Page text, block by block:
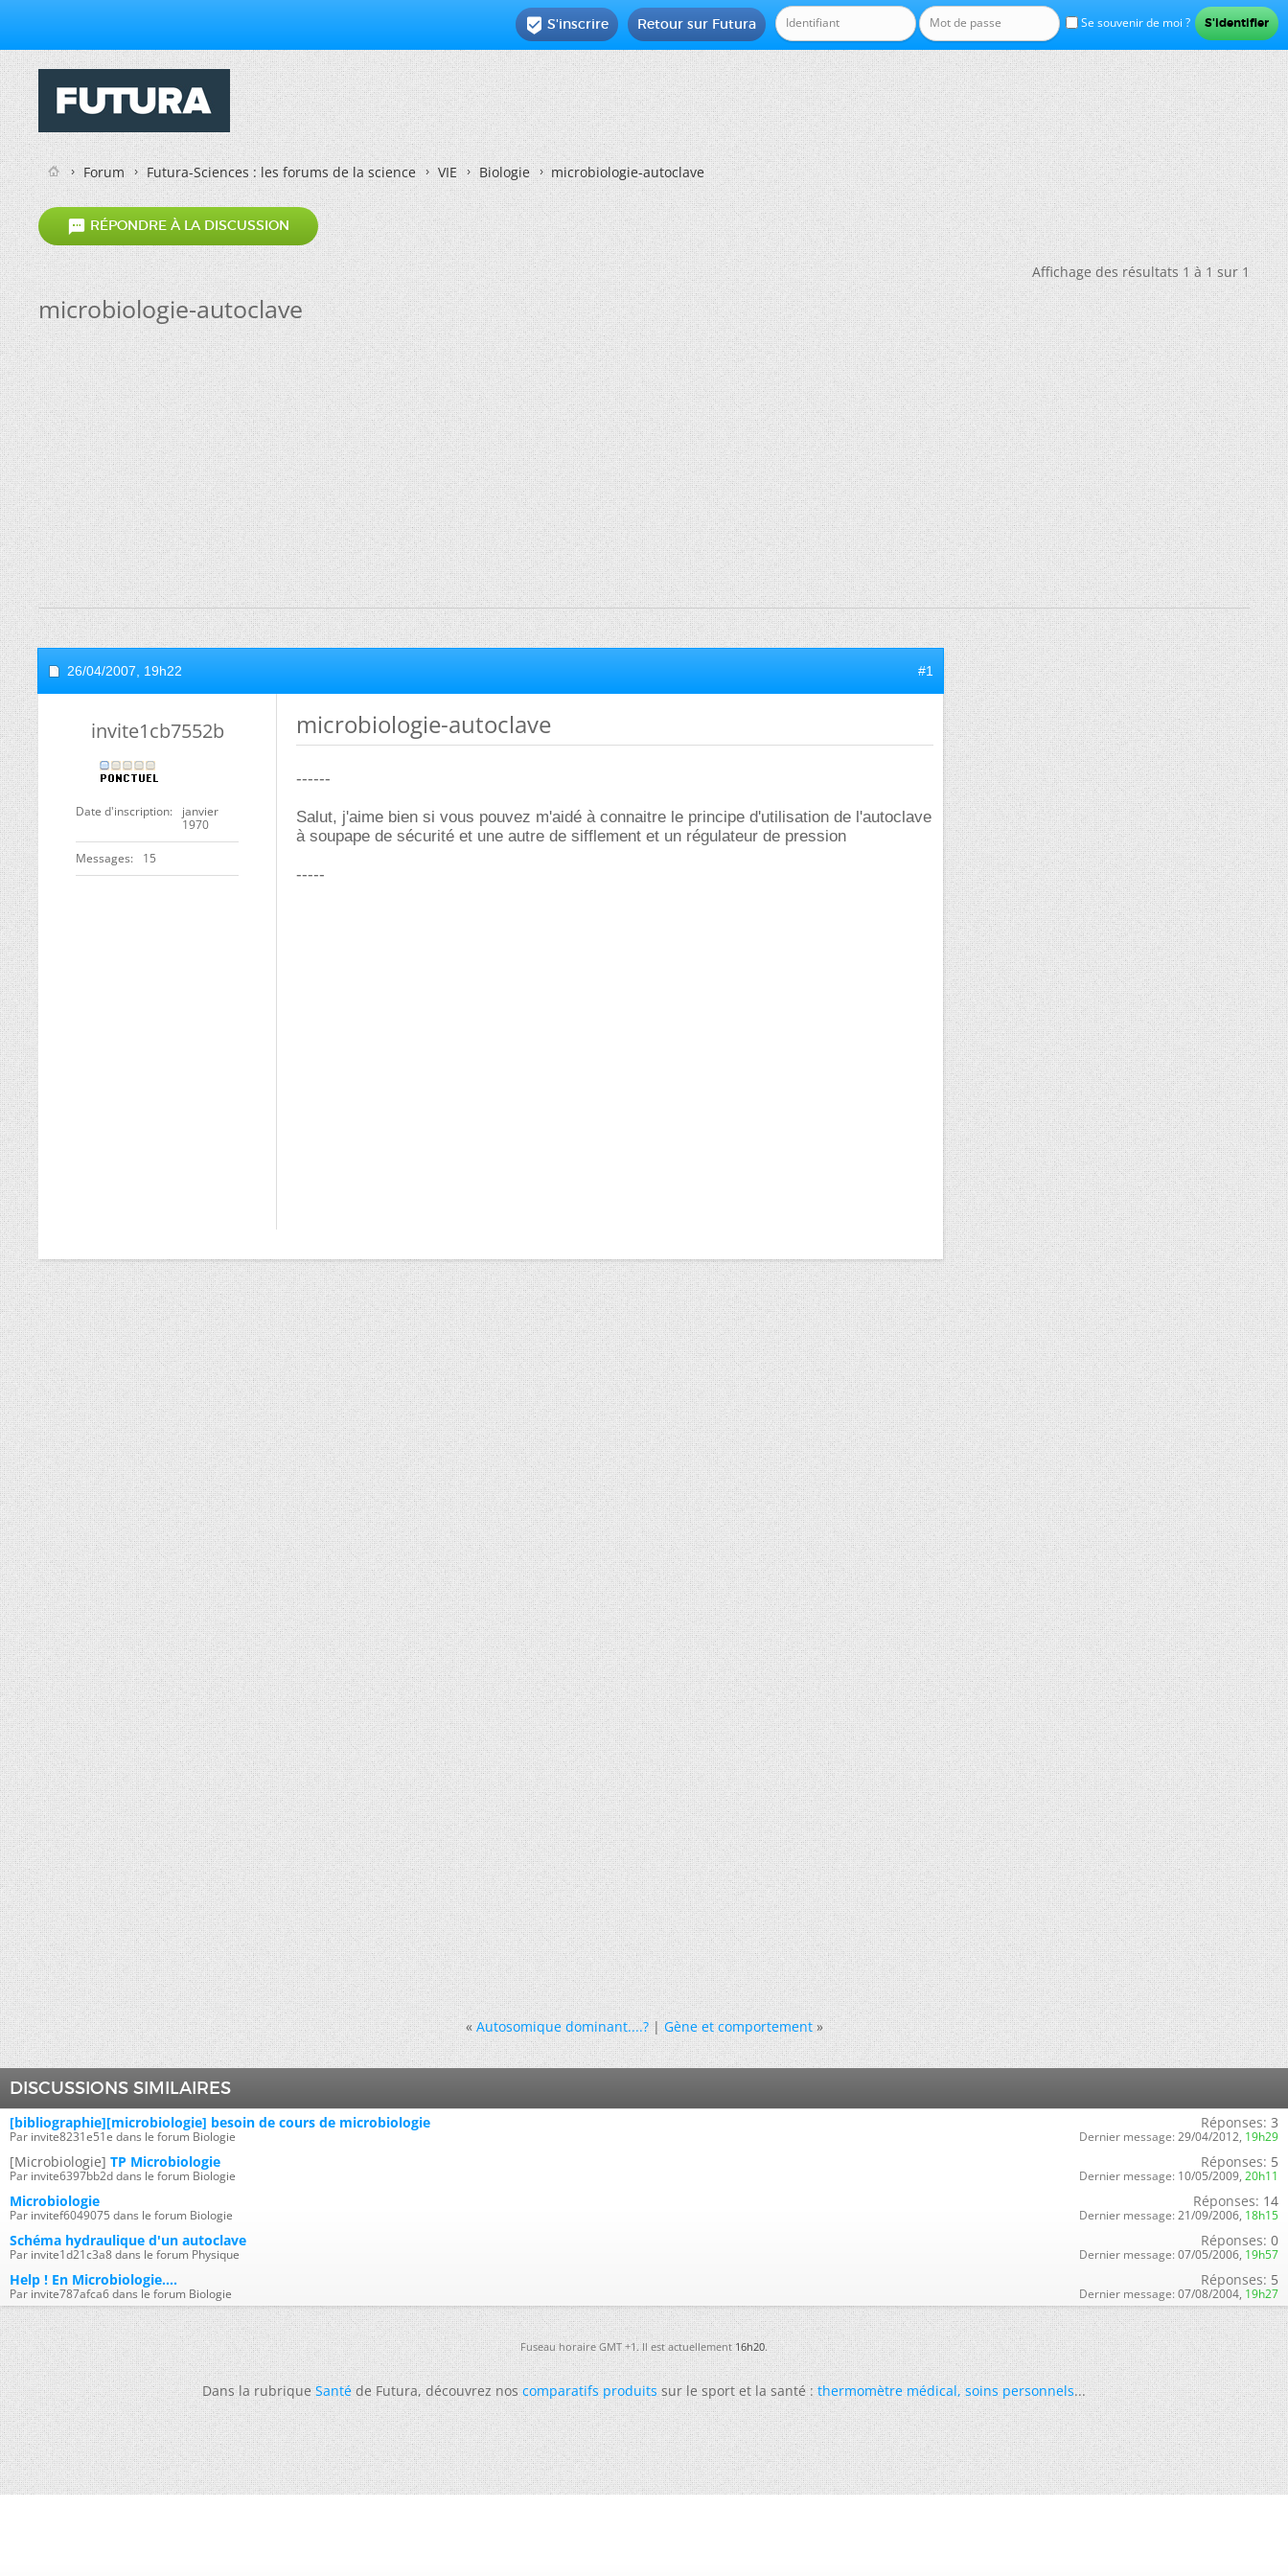
Se souvenir de moi ?
Retour sur Futura
 S'inscrire
Forum Futura-Sciences : les forums de la science VIE Biologie microbiologie-autoclave
 RÉPONDRE À LA DISCUSSION
Affichage des résultats 1 à 1 sur 1
microbiologie-autoclave
26/04/2007, 19h22 #1
invite1cb7552b
Date d'inscription
janvier
1970
Messages 15
microbiologie-autoclave
------
Salut, j'aime bien si vous pouvez m'aidé à connaitre le principe d'utilisation de l'autoclave
à soupape de sécurité et une autre de sifflement et un régulateur de pression
-----
« Autosomique dominant....?|Gène et comportement »
DISCUSSIONS SIMILAIRES
[bibliographie][microbiologie] besoin de cours de microbiologie
Par invite8231e51e dans le forum Biologie
Réponses: 3
Dernier message: 29/04/2012, 19h29
[Microbiologie] TP Microbiologie
Par invite6397bb2d dans le forum Biologie
Réponses: 5
Dernier message: 10/05/2009, 20h11
Microbiologie
Par invitef6049075 dans le forum Biologie
Réponses: 14
Dernier message: 21/09/2006, 18h15
Schéma hydraulique d'un autoclave
Par invite1d21c3a8 dans le forum Physique
Réponses: 0
Dernier message: 07/05/2006, 19h57
Help ! En Microbiologie....
Par invite787afca6 dans le forum Biologie
Réponses: 5
Dernier message: 07/08/2004, 19h27
Fuseau horaire GMT +1. Il est actuellement16h20.
Dans la rubriqueSantéde Futura, découvrez noscomparatifs produitssur le sport et la santé :thermomètre médical,soins personnels...